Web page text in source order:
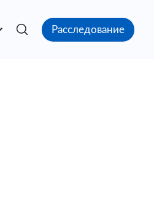
Контакт Расследование